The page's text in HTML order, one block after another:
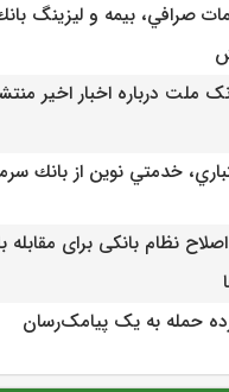
صرافي، بيمه و ليزينگ
ملت درباره اخبار اخیر
خدمتي نوين از بانك
نظام بانکی برای
حمله به یک پیامک‌رسان